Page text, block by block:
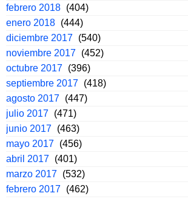
febrero 2018 (404)
enero 2018 (444)
diciembre 2017 (540)
noviembre 2017 (452)
octubre 2017 (396)
septiembre 2017 (418)
agosto 2017 (447)
julio 2017 (471)
junio 2017 (463)
mayo 2017 (456)
abril 2017 (401)
marzo 2017 (532)
febrero 2017 (462)